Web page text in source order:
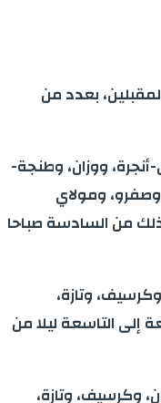
بعدد من
المطرية ما بين 40 و65 ملم بعمالات وأقاليم فحص-أنجرة، ووزان، وطنجة-
وخنيفرة، وفاس، وصفرو، ومولاي
من السادسة صباحا
وبولمان، وصفرو، وكرسيف، وتازة،
من يوم الجمعة إلى التاسعة ليلا من
وكرسيف، وتازة،